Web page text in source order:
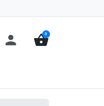
person shopping_basket
0